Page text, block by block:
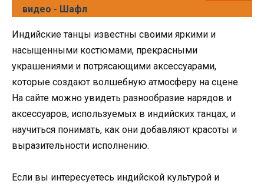
видео - Шафл
Индийские танцы известны своими яркими и
насыщенными костюмами, прекрасными
украшениями и потрясающими аксессуарами,
которые создают волшебную атмосферу на сцене.
На сайте можно увидеть разнообразие нарядов и
аксессуаров, используемых в индийских танцах, и
научиться понимать, как они добавляют красоты и
выразительности исполнению.
Если вы интересуетесь индийской культурой и